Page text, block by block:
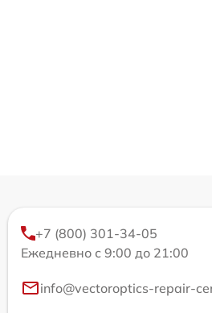
+7 (800) 301-34-05
Ежедневно с 9:00 до 21:00
info@vectoroptics-repair-